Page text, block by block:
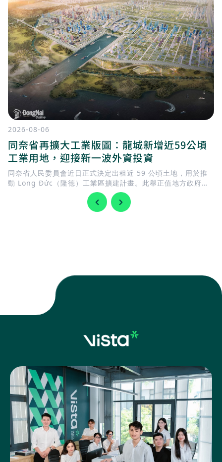
2026-08-06
同奈省再擴大工業版圖：龍城新增近59公頃
工業用地，迎接新一波外資投資
同奈省人民委員會近日正式決定出租近 59 公頃土地，用於推
動 Long Đức（隆德）工業區擴建計畫。此舉正值地方政府加
快完善基礎建設，迎接 隆城國際機場 即將投入營運，同時持續
擴充工業用地，以滿足國內外企業日益增加的投資需求。